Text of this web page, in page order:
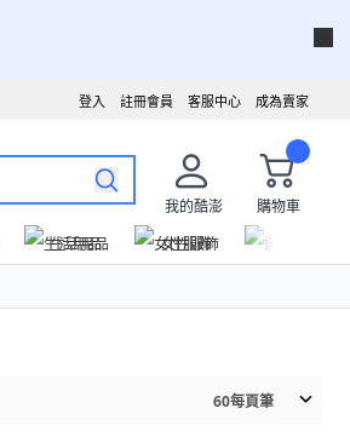
成為賣家
客服中心
註冊會員
登入
我的酷澎
購物車
生活用品 女性服飾
60每頁筆